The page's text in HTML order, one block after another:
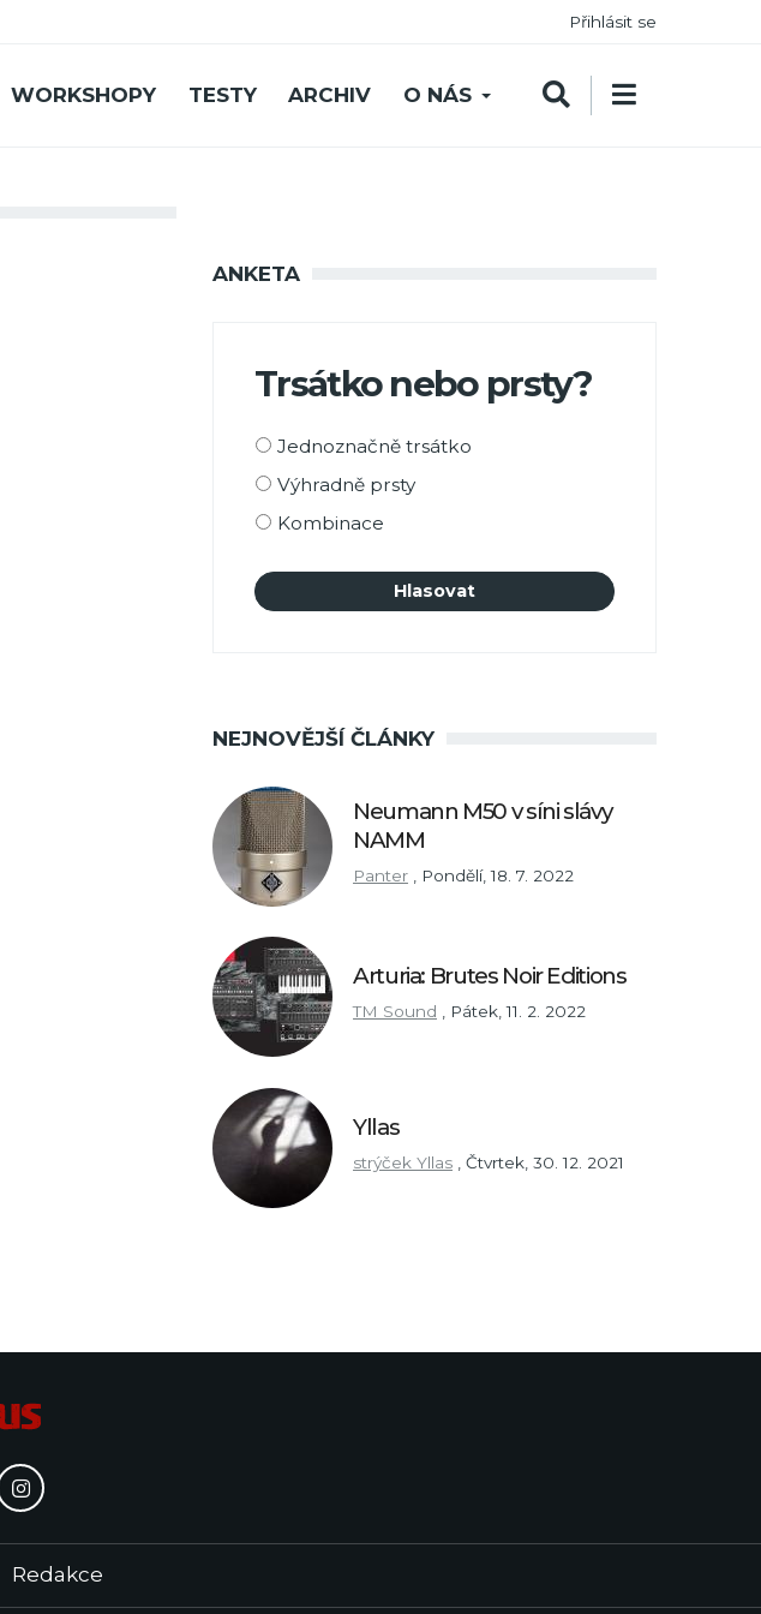
Přihlásit se
WORKSHOPY TESTY ARCHIV O NÁS
ANKETA
Trsátko nebo prsty?
Možnosti
Jednoznačně trsátko
Výhradně prsty
Kombinace
NEJNOVĚJŠÍ ČLÁNKY
Neumann M50 v síni slávy
NAMM
Panter Pondělí, 18. 7. 2022
Arturia: Brutes Noir Editions
TM Sound Pátek, 11. 2. 2022
Yllas
strýček Yllas Čtvrtek, 30. 12. 2021
Redakce